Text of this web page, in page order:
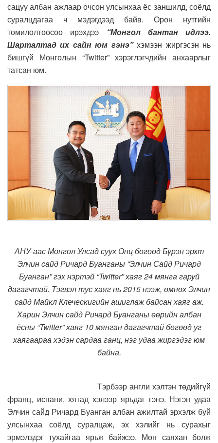
сацуу албан ажлаар очсон улсынхаа ёс заншилд, соёлд
суралцдагаа ч мэдэгдээд байв. Орон нутгийн
томилолтоосоо ирэхдээ
“Монгол бантан идлээ.
Шарталтад их сайн юм гэнэ”хэмээн жиргэсэн нь
бишгүй Монголын “Twitter” хэрэглэгчдийн анхаарлыг
татсан юм.
АНУ-аас Монгол Улсад суух Онц бөгөөд Бүрэн эрхт
Элчин сайд Ричард Буанганы “Элчин Сайд Ричард
Буанган” гэх нэртэй “Twitter” хаяг 24 мянга гаруй
дагагчтай. Тэгвэл тус хаяг нь 2015 нээж, өмнөх Элчин
сайд Майкл Клеческигийн ашиглаж байсан хаяг аж.
Харин Элчин сайд Ричард Буанганы өөрийн албан
ёсны “Twitter” хаяг 10 мянган дагагчтай бөгөөд уг
хаягаараа хэдэн сардаа ганц, нэг удаа жиргэдэг юм
байна.
Тэрбээр англи хэлтэн төдийгүй
франц, испани, хятад хэлээр ярьдаг гэнэ. Нэгэн удаа
Элчин сайд Ричард Буанган албан ажилтай эрхэлж буй
улсынхаа соёлд суралцаж, эх хэлийг нь сурахыг
эрмэлздэг тухайгаа ярьж байжээ. Мөн саяхан болж